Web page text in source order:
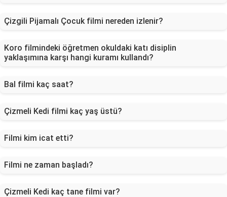
Çizgili Pijamalı Çocuk filmi nereden izlenir?
Koro filmindeki öğretmen okuldaki katı disiplin
yaklaşımına karşı hangi kuramı kullandı?
Bal filmi kaç saat?
Çizmeli Kedi filmi kaç yaş üstü?
Filmi kim icat etti?
Filmi ne zaman başladı?
Çizmeli Kedi kaç tane filmi var?